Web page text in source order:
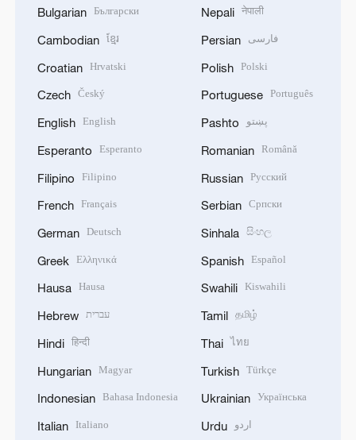
Bulgarian Български
Cambodian ខ្មែរ
Croatian Hrvatski
Czech Český
English English
Esperanto Esperanto
Filipino Filipino
French Français
German Deutsch
Greek Ελληνικά
Hausa Hausa
Hebrew עברית
Hindi हिन्दी
Hungarian Magyar
Indonesian Bahasa Indonesia
Italian Italiano
Nepali नेपाली
Persian فارسی
Polish Polski
Portuguese Português
Pashto پښتو
Romanian Română
Russian Русский
Serbian Српски
Sinhala සිංහල
Spanish Español
Swahili Kiswahili
Tamil தமிழ்
Thai ไทย
Turkish Türkçe
Ukrainian Українська
Urdu اردو